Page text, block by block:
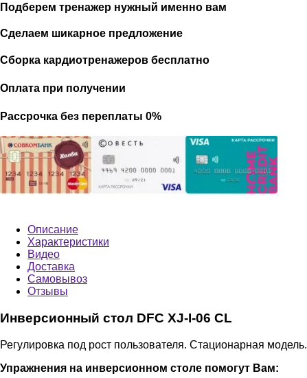
Подберем тренажер нужный именно вам
Сделаем шикарное предложение
Сборка кардиотренажеров бесплатно
Оплата при получении
Рассрочка без переплаты 0%
Описание
Характеристики
Видео
Доставка
Самовывоз
Отзывы
Инверсионный стол DFC XJ-I-06 CL
Регулировка под рост пользователя. Стационарная модель.
Упражнения на инверсионном столе помогут Вам: